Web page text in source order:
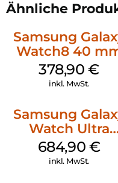
Ähnliche
Samsung
Watch8 40
Silver
378,90€
inkl. MwSt.
Samsung
Watch Ultra
Titanium White
684,90 €
inkl. MwSt.